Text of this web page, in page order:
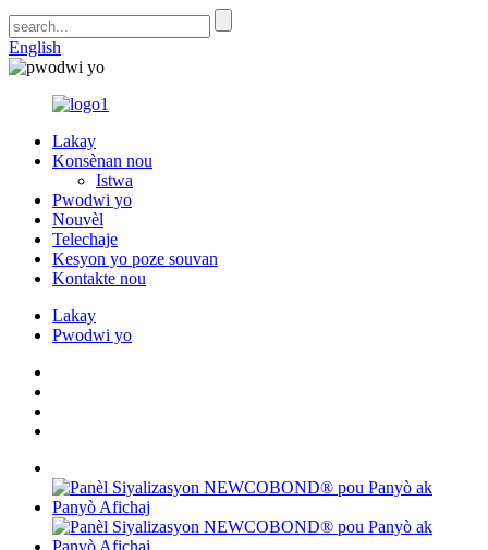
English
Lakay
Konsènan nou
Istwa
Pwodwi yo
Nouvèl
Telechaje
Kesyon yo poze souvan
Kontakte nou
Lakay
Pwodwi yo